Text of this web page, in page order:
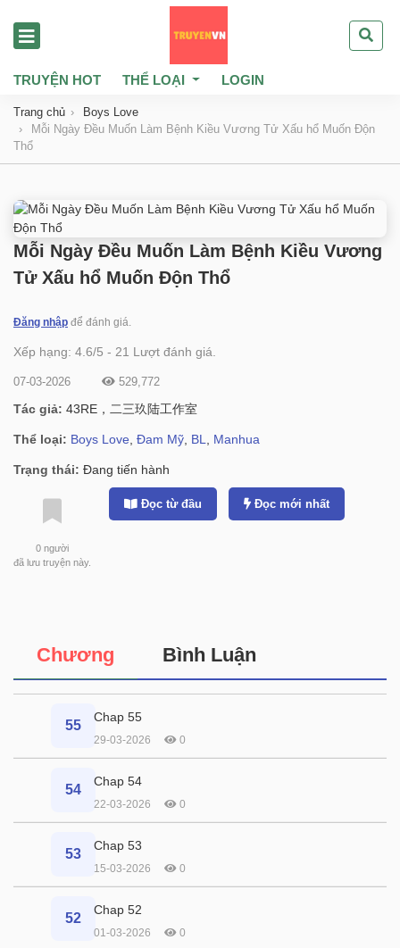
TRUYỆN HOT THỂ LOẠI LOGIN
Trang chủ
Boys Love
Mỗi Ngày Đều Muốn Làm Bệnh Kiều Vương Tử Xấu hổ Muốn Độn
Thổ
Mỗi Ngày Đều Muốn Làm Bệnh Kiều Vương
Tử Xấu hổ Muốn Độn Thổ
Đăng nhập để đánh giá.
Xếp hạng: 4.6/5 - 21 Lượt đánh giá.
07-03-2026 529,772
Tác giả: 43RE，二三玖陆工作室
Thể loại: Boys Love Đam Mỹ BL Manhua
Trạng thái: Đang tiến hành
0 người
đã lưu truyện này.
Đọc từ đầu Đọc mới nhất
Chương Bình Luận
55
Chap 55
29-03-2026 0
54
Chap 54
22-03-2026 0
53
Chap 53
15-03-2026 0
52
Chap 52
01-03-2026 0